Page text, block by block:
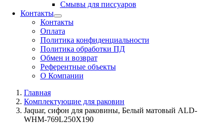
Смывы для писсуаров
Контакты
Контакты
Оплата
Политика конфиденциальности
Политика обработки ПД
Обмен и возврат
Референтные объекты
О Компании
Главная
Комплектующие для раковин
Jaquar, сифон для раковины, Белый матовый ALD-
WHM-769L250X190